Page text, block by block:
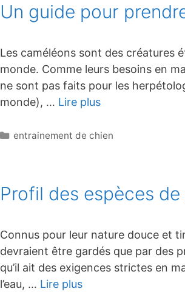
Un guide pour
Les caméléons sont des créatures
monde. Comme leurs besoins en
ne sont pas faits pour les
monde), … Lire plus
Catégories
entrainement de chien
Profil des espèces
Connus pour leur nature douce et
devraient être gardés que par des
qu’il ait des exigences strictes en
l’eau, … Lire plus